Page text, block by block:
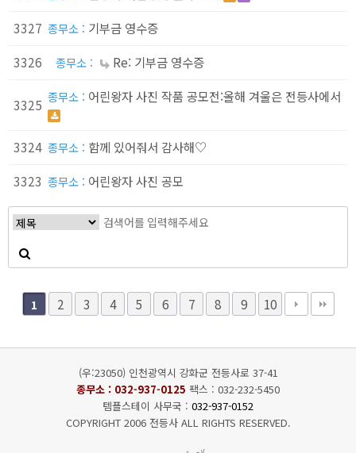
3327 종무소 : 기부금 영수증
3326
종무소 : Re: 기부금 영수증
3325 종무소 : 어린왕자 사진 작품 공모전:올해 겨울은 전등사에서
3324 종무소 : 함께 있어줘서 감사해♡
3323 종무소 : 어린왕자 사진 공모
1 2 3 4 5 6 7 8 9 10
(우:23050) 인천광역시 강화군 전등사로 37-41
종무소 : 032-937-0125 팩스 : 032-232-5450
템플스테이 사무국 : 032-937-0152
COPYRIGHT 2006 전등사 ALL RIGHTS RESERVED.